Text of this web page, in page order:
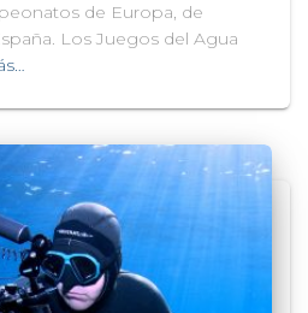
de Europa, de
Los Juegos del Agua